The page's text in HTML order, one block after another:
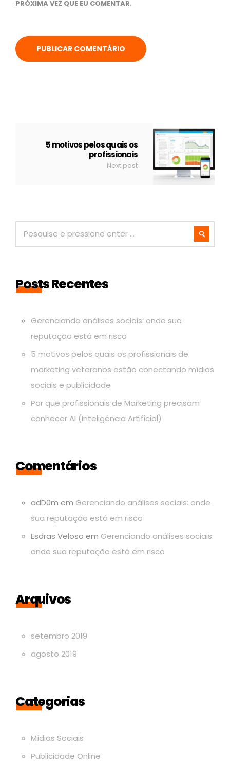
PRÓXIMA VEZ QUE EU COMENTAR.
5 motivos pelos quais os
profissionais
Next post
Posts Recentes
Gerenciando análises sociais: onde sua
reputação está em risco
5 motivos pelos quais os profissionais de
marketing veteranos estão conectando mídias
sociais e publicidade
Por que profissionais de Marketing precisam
conhecer AI (Inteligência Artificial)
Comentários
adD0m em Gerenciando análises sociais: onde
sua reputação está em risco
Esdras Veloso em Gerenciando análises sociais:
onde sua reputação está em risco
Arquivos
setembro 2019
agosto 2019
Categorias
Mídias Sociais
Publicidade Online